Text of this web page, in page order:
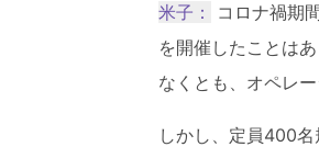
米子：
コロナ禍期
を開催したことは
なくとも、オペレ
しかし、定員400